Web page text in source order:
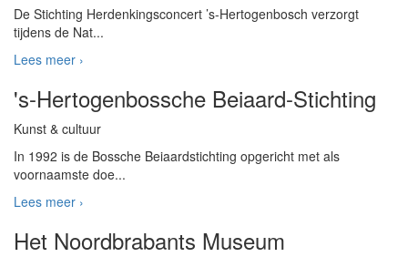
De Stichting Herdenkingsconcert ’s-Hertogenbosch verzorgt
tijdens de Nat...
Lees meer ›
's-Hertogenbossche Beiaard-Stichting
Kunst & cultuur
In 1992 is de Bossche Beiaardstichting opgericht met als
voornaamste doe...
Lees meer ›
Het Noordbrabants Museum